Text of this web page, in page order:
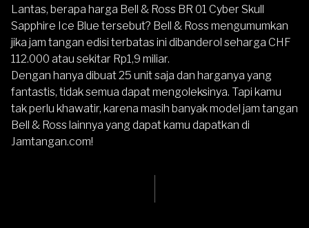
Lantas, berapa harga Bell & Ross BR 01 Cyber Skull
Sapphire Ice Blue tersebut? Bell & Ross mengumumkan
jika jam tangan edisi terbatas ini dibanderol seharga CHF
112.000 atau sekitar Rp1,9 miliar.
Dengan hanya dibuat 25 unit saja dan harganya yang
fantastis, tidak semua dapat mengoleksinya. Tapi kamu
tak perlu khawatir, karena masih banyak model jam tangan
Bell & Rosslainnya yang dapat kamu dapatkan di
Jamtangan.com!